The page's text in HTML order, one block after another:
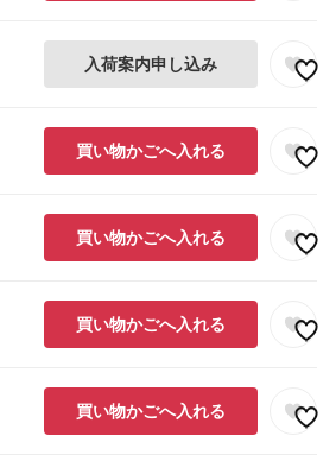
入荷案内申し込み
買い物かごへ入れる
買い物かごへ入れる
買い物かごへ入れる
買い物かごへ入れる